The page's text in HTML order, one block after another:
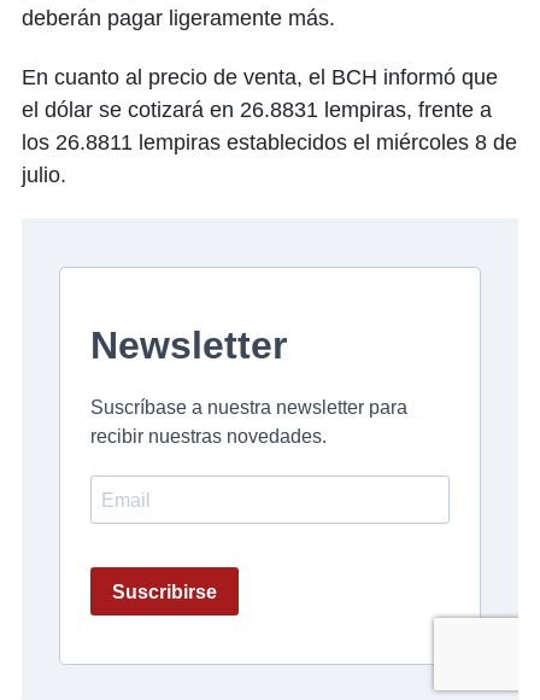
deberán pagar ligeramente más.
En cuanto al precio de venta, el BCH informó que
el dólar se cotizará en 26.8831 lempiras, frente a
los 26.8811 lempiras establecidos el miércoles 8 de
julio.